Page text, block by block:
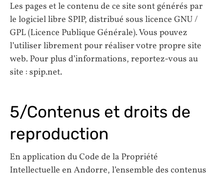
Les pages et le contenu de ce site sont générés par
le logiciel libre SPIP, distribué sous licence GNU /
GPL (Licence Publique Générale). Vous pouvez
l’utiliser librement pour réaliser votre propre site
web. Pour plus d’informations, reportez-vous au
site : spip.net.
5/Contenus et droits de
reproduction
En application du Code de la Propriété
Intellectuelle en Andorre, l’ensemble des contenus